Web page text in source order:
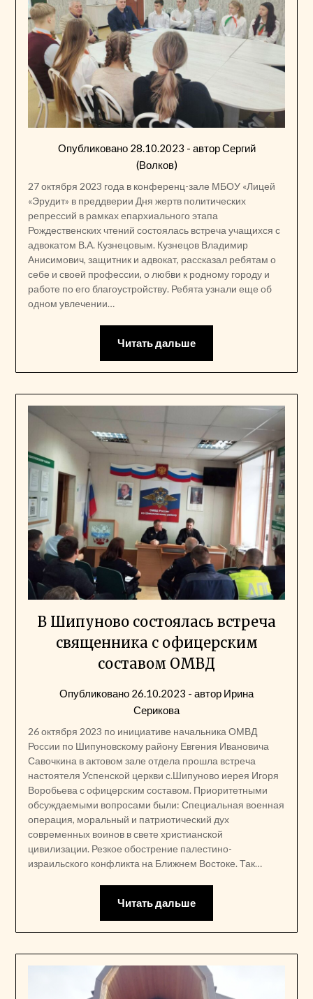
Опубликовано 28.10.2023 - авторСергий
(Волков)
27 октября 2023 года в конференц-зале МБОУ «Лицей
«Эрудит» в преддверии Дня жертв политических
репрессий в рамках епархиального этапа
Рождественских чтений состоялась встреча учащихся с
адвокатом В.А. Кузнецовым. Кузнецов Владимир
Анисимович, защитник и адвокат, рассказал ребятам о
себе и своей профессии, о любви к родному городу и
работе по его благоустройству. Ребята узнали еще об
одном увлечении…
Читать дальше
В Шипуново состоялась встреча
священника с офицерским
составом ОМВД
Опубликовано 26.10.2023 - автор Ирина
Серикова
26 октября 2023 по инициативе начальника ОМВД
России по Шипуновскому району Евгения Ивановича
Савочкина в актовом зале отдела прошла встреча
настоятеля Успенской церкви с.Шипуново иерея Игоря
Воробьева с офицерским составом. Приоритетными
обсуждаемыми вопросами были: Специальная военная
операция, моральный и патриотический дух
современных воинов в свете христианской
цивилизации. Резкое обострение палестино-
израильского конфликта на Ближнем Востоке. Так…
Читать дальше